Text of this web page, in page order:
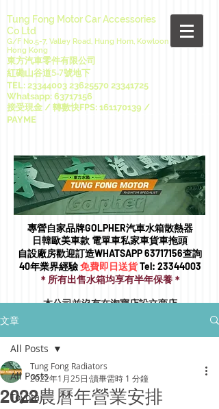
Tung Fong Motor Car Accessories
Co Ltd
G/F No.5-7, Valley Road, Hung Hom, Kowloon
Hong Kong
東方汽車零件有限公司
紅磡山谷道5-7號地下
TEL: 23344003 23625570 23341725
Whatsapp: 63717156
接受現金 / 轉數快FPS: 161170139 /
PAYME
專營自家品牌GOLPHER汽車水箱散熱器
日韓歐美車款 電單車私家車貨車拖頭​
自設廠房歡迎訂造WHATSAPP63717156查詢
40年業界經驗免費即日送貨Tel: 23344003
＊所有出售水箱均享有半年保養＊
本公司並沒有在淘寶店設立商店
文章
All Posts
Toyota
All Posts
2022農曆年營業安排
Tung Fong Radiators
2022年1月25日 讀畢需時 1 分鐘